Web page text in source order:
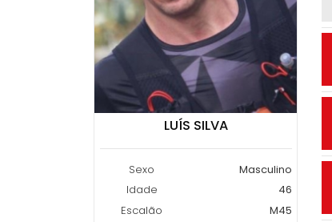
LUÍS SILVA
Sexo
Masculino
Idade
46
Escalão
M45